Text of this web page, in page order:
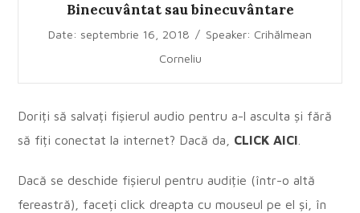
Binecuvântat sau binecuvântare
Date: septembrie 16, 2018 / Speaker: Crihălmean
Corneliu
Doriți să salvați fișierul audio pentru a-l asculta și fără
să fiți conectat la internet? Dacă da, CLICK AICI
Dacă se deschide fișierul pentru audiție (într-o altă
fereastră), faceți click dreapta cu mouseul pe el și, în